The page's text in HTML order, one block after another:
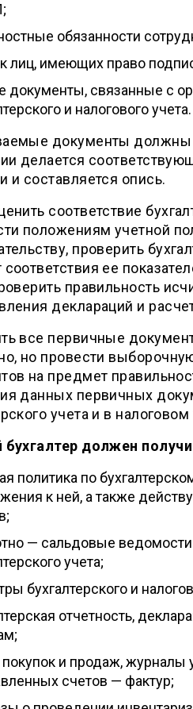
обязанности
лиц, имеющих право
документы, связанные с
и налогового учета.
документы
делается
и составляется опись.
соответствие
положениям учетной
проверить
ее
правильность
деклараций и
все первичные
но провести
на предмет
данных первичных
учета и в
бухгалтер должен
политика по
к ней, а также
— сальдовые
учета;
бухгалтерского и
отчетность,
покупок и продаж, журналы
счетов — фактур;